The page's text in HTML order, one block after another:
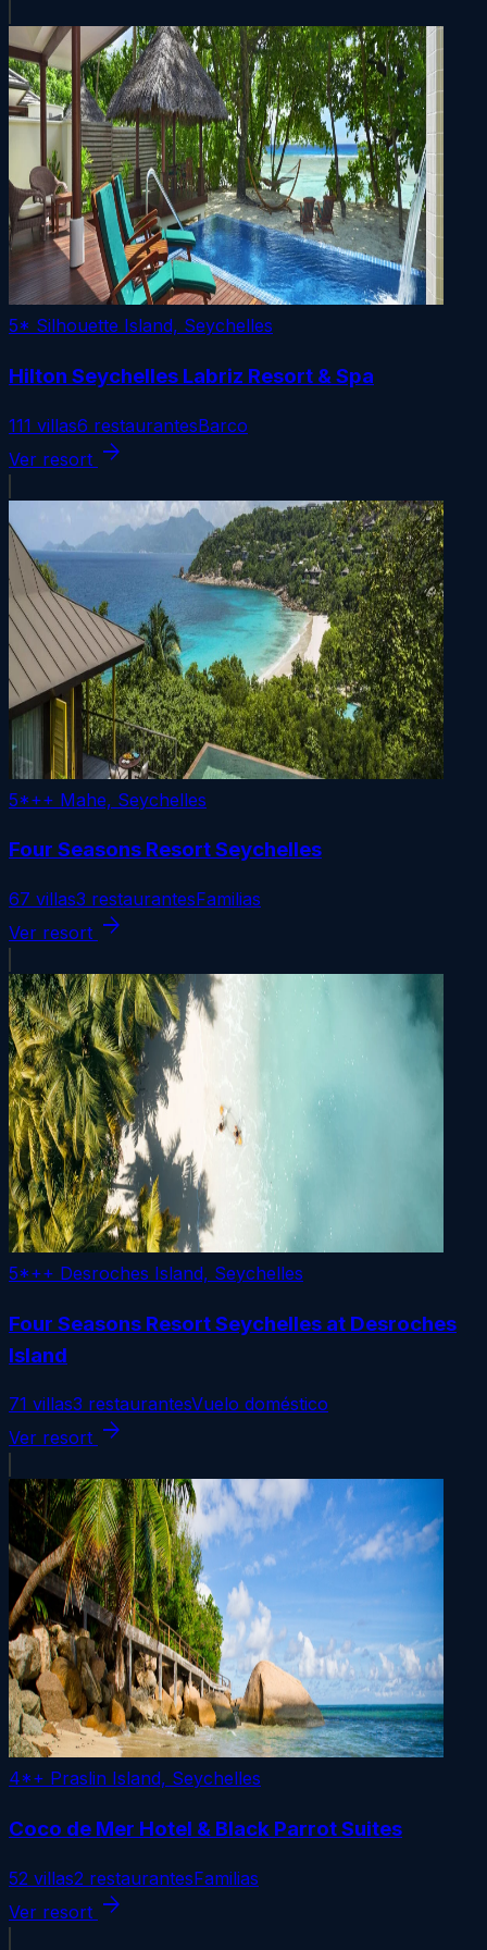
5* Silhouette Island, Seychelles
Hilton Seychelles Labriz Resort & Spa
111 villas6 restaurantesBarco
Ver resort arrow_forward
5*++ Mahe, Seychelles
Four Seasons Resort Seychelles
67 villas3 restaurantesFamilias
Ver resort arrow_forward
5*++ Desroches Island, Seychelles
Four Seasons Resort Seychelles at Desroches
Island
71 villas3 restaurantesVuelo doméstico
Ver resort arrow_forward
4*+ Praslin Island, Seychelles
Coco de Mer Hotel & Black Parrot Suites
52 villas2 restaurantesFamilias
Ver resort arrow_forward